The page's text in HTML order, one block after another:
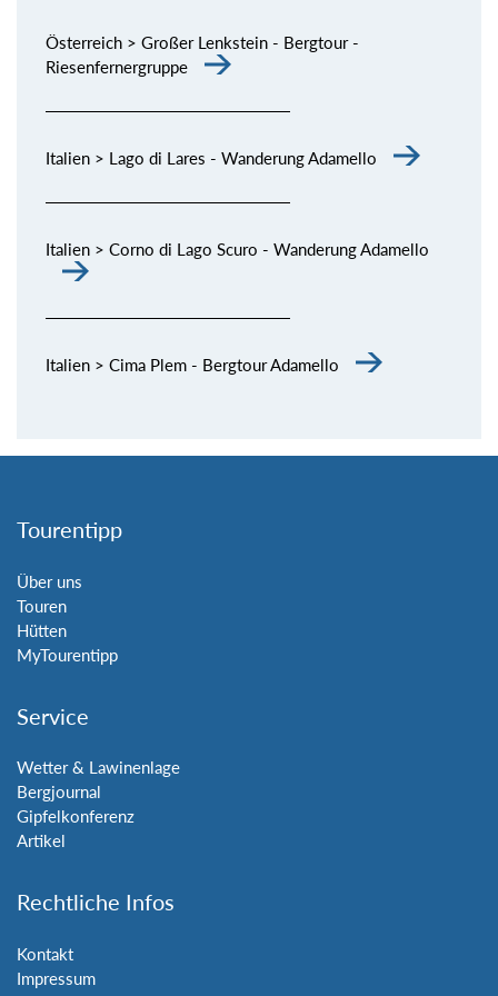
Österreich > Großer Lenkstein - Bergtour -
Riesenfernergruppe
Italien > Lago di Lares - Wanderung Adamello
Italien > Corno di Lago Scuro - Wanderung Adamello
Italien > Cima Plem - Bergtour Adamello
Tourentipp
Über uns
Touren
Hütten
MyTourentipp
Service
Wetter & Lawinenlage
Bergjournal
Gipfelkonferenz
Artikel
Rechtliche Infos
Kontakt
Impressum